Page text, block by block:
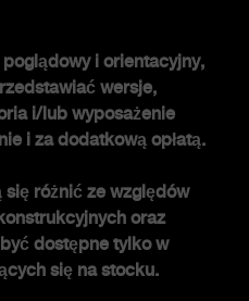
i orientacyjny,
wersje,
i/lub wyposażenie
i za dodatkową opłatą.
się różnić ze względów
oraz
dostępne tylko w
się na stocku.